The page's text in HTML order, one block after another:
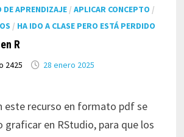
DE APRENDIZAJE /APLICAR CONCEPTO /
/ HA IDO A CLASE PERO ESTÁ PERDIDO
R
2425 28 enero 2025
este recurso en formato pdf se
graficar en RStudio, para que los